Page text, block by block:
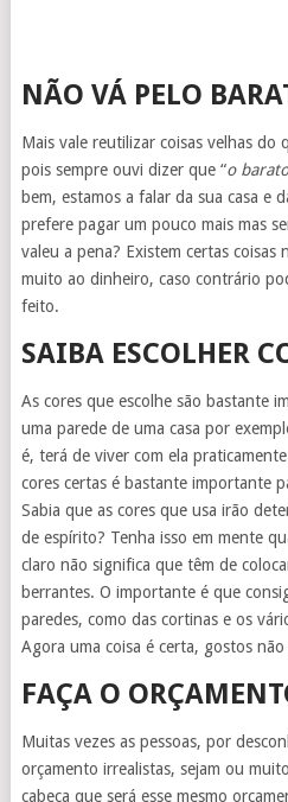
NÃO VÁ PELO
Mais vale reutilizar coisas velhas do
pois sempre ouvi dizer que “o
bem, estamos a falar da sua casa e
prefere pagar um pouco mais mas
valeu a pena? Existem certas
muito ao dinheiro, caso contrário
feito.
SAIBA ESCOLHER
As cores que escolhe são bastante
uma parede de uma casa por
é, terá de viver com ela
cores certas é bastante importante
Sabia que as cores que usa irão
de espírito? Tenha isso em mente
claro não significa que têm de
berrantes. O importante é que
paredes, como das cortinas e os
Agora uma coisa é certa, gostos não
FAÇA O
Muitas vezes as pessoas, por
orçamento irrealistas, sejam ou
cabeça que será esse mesmo